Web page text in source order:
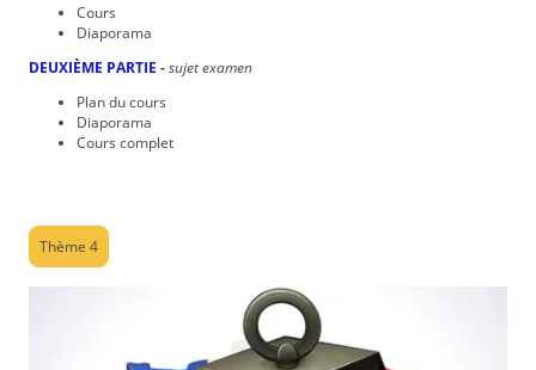
Cours
Diaporama
DEUXIÈME PARTIE -sujet examen
Plan du cours
Diaporama
Cours complet
Thème 4